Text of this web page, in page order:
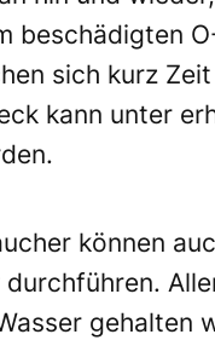
beschädigten
sich kurz
kann unter
können
durchführen.
gehalten